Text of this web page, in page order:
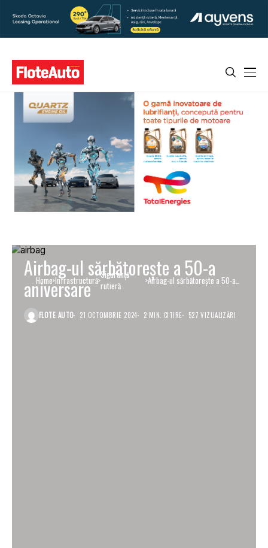
Home Infrastructură Siguranţă
rutieră
Airbag-ul sărbătorește a 50-a
Airbag-ul sărbătorește a 50-a
aniversare
FLOTE AUTO 21 OCTOMBRIE 2024 2 MIN. CITIRE 527 VIZUALIZĂRI